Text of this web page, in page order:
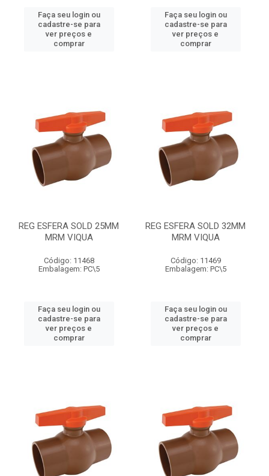
Faça seu login ou
cadastre-se para
ver preços e
comprar
Faça seu login ou
cadastre-se para
ver preços e
comprar
REG ESFERA SOLD 25MM
MRM VIQUA
Código: 11468
Embalagem: PC\5
Faça seu login ou
cadastre-se para
ver preços e
comprar
REG ESFERA SOLD 32MM
MRM VIQUA
Código: 11469
Embalagem: PC\5
Faça seu login ou
cadastre-se para
ver preços e
comprar